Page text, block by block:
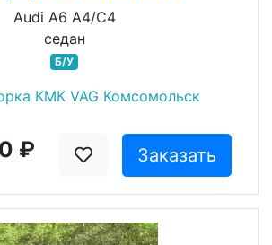
Audi A6 A4/C4
седан
Б/У
КМК VAG Комсомольск
₽ Заказать